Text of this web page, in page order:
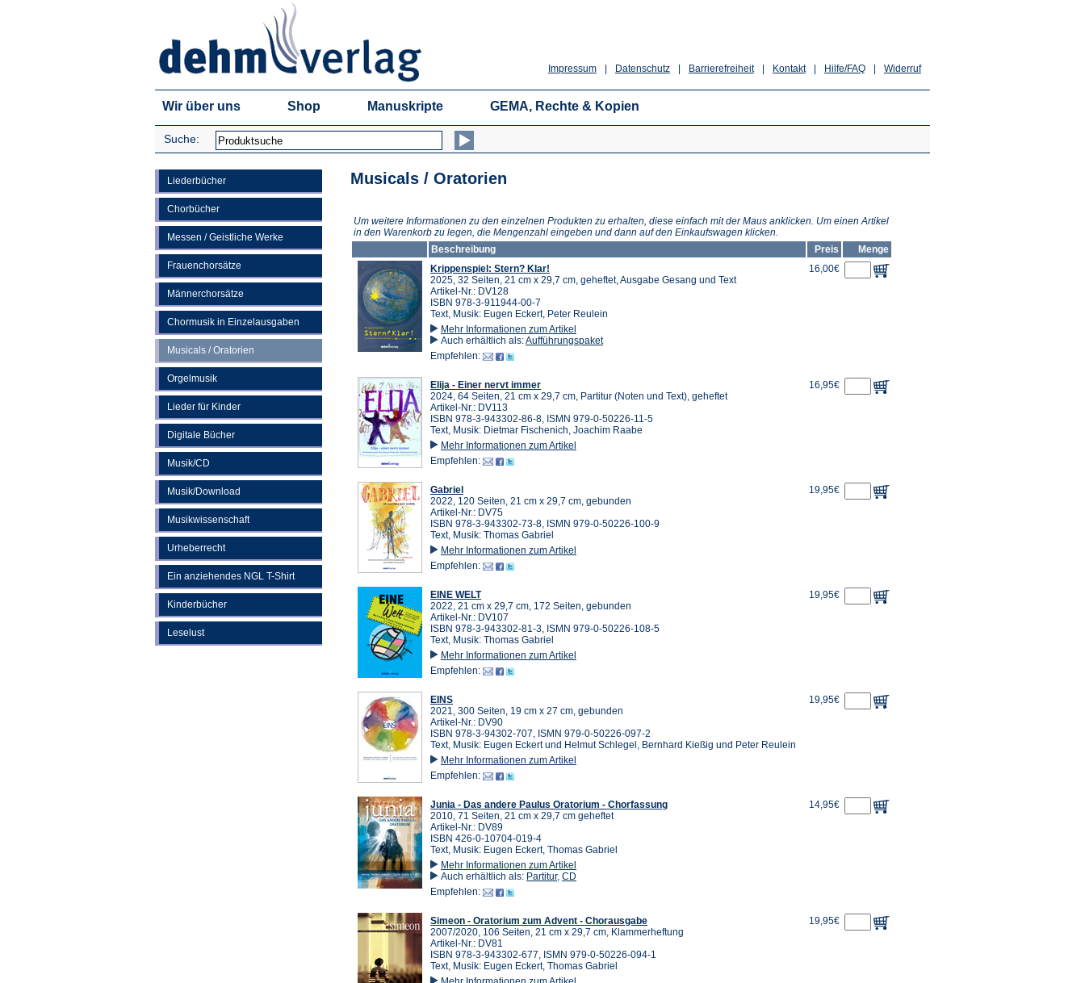
Widerruf
Hilfe/FAQ
Kontakt
Barrierefreiheit
Datenschutz
Impressum
Wir über uns Shop Manuskripte GEMA, Rechte & Kopien
Suche:
Liederbücher
Chorbücher
Messen / Geistliche Werke
Frauenchorsätze
Männerchorsätze
Chormusik in Einzelausgaben
Musicals / Oratorien
Orgelmusik
Lieder für Kinder
Digitale Bücher
Musik/CD
Musik/Download
Musikwissenschaft
Urheberrecht
Ein anziehendes NGL T-Shirt
Kinderbücher
Leselust
Musicals / Oratorien
Um weitere Informationen zu den einzelnen Produkten zu erhalten, diese einfach mit der Maus anklicken. Um einen Artikel
in den Warenkorb zu legen, die Mengenzahl eingeben und dann auf den Einkaufswagen klicken.
Beschreibung
Preis
Menge
Krippenspiel: Stern? Klar!
2025, 32 Seiten, 21 cm x 29,7 cm, geheftet, Ausgabe Gesang und Text
Artikel-Nr.: DV128
ISBN 978-3-911944-00-7
Text, Musik: Eugen Eckert, Peter Reulein
Mehr Informationen zum Artikel
Auch erhältlich als:Aufführungspaket
Empfehlen:
16,00€
Elija - Einer nervt immer
2024, 64 Seiten, 21 cm x 29,7 cm, Partitur (Noten und Text), geheftet
Artikel-Nr.: DV113
ISBN 978-3-943302-86-8, ISMN 979-0-50226-11-5
Text, Musik: Dietmar Fischenich, Joachim Raabe
Mehr Informationen zum Artikel
Empfehlen:
16,95€
Gabriel
2022, 120 Seiten, 21 cm x 29,7 cm, gebunden
Artikel-Nr.: DV75
ISBN 978-3-943302-73-8, ISMN 979-0-50226-100-9
Text, Musik: Thomas Gabriel
Mehr Informationen zum Artikel
Empfehlen:
19,95€
EINE WELT
2022, 21 cm x 29,7 cm, 172 Seiten, gebunden
Artikel-Nr.: DV107
ISBN 978-3-943302-81-3, ISMN 979-0-50226-108-5
Text, Musik: Thomas Gabriel
Mehr Informationen zum Artikel
Empfehlen:
19,95€
EINS
2021, 300 Seiten, 19 cm x 27 cm, gebunden
Artikel-Nr.: DV90
ISBN 978-3-94302-707, ISMN 979-0-50226-097-2
Text, Musik: Eugen Eckert und Helmut Schlegel, Bernhard Kießig und Peter Reulein
Mehr Informationen zum Artikel
Empfehlen:
19,95€
Junia - Das andere Paulus Oratorium - Chorfassung
2010, 71 Seiten, 21 cm x 29,7 cm geheftet
Artikel-Nr.: DV89
ISBN 426-0-10704-019-4
Text, Musik: Eugen Eckert, Thomas Gabriel
Mehr Informationen zum Artikel
Auch erhältlich als: Partitur, CD
Empfehlen:
14,95€
Simeon - Oratorium zum Advent - Chorausgabe
2007/2020, 106 Seiten, 21 cm x 29,7 cm, Klammerheftung
Artikel-Nr.: DV81
ISBN 978-3-943302-677, ISMN 979-0-50226-094-1
Text, Musik: Eugen Eckert, Thomas Gabriel
19,95€